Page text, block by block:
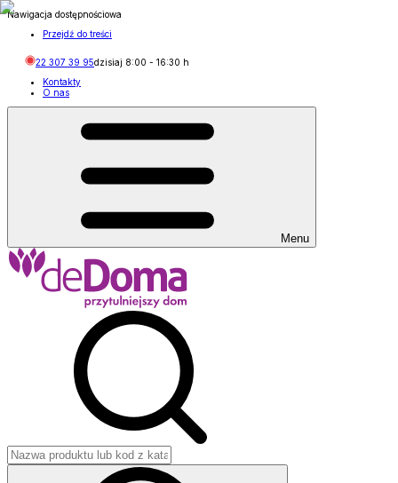
Nawigacja dostępnościowa
Przejdź do treści
22 307 39 95dzisiaj 8:00 - 16:30 h
Kontakty
O nas
Menu